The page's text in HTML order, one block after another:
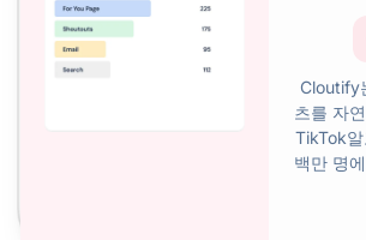
Cloutify
츠를 자
TikTok
백만 명